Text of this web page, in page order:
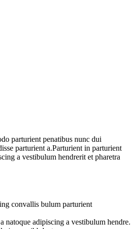
parturient penatibus nunc dui
parturient a.Parturient in parturient
a vestibulum hendrerit et pharetra
convallis bulum parturient
natoque adipiscing a vestibulum hendre.